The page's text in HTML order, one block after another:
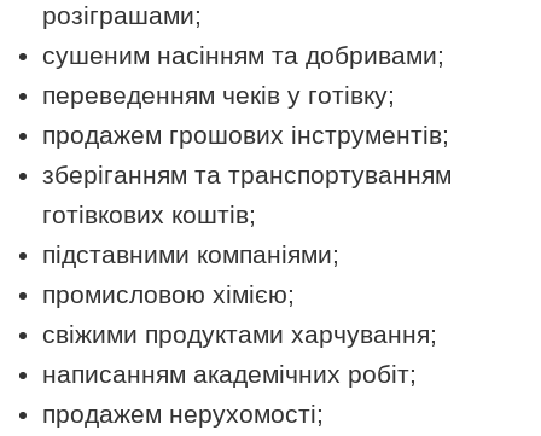
розіграшами;
сушеним насінням та добривами;
переведенням чеків у готівку;
продажем грошових інструментів;
зберіганням та транспортуванням
готівкових коштів;
підставними компаніями;
промисловою хімією;
свіжими продуктами харчування;
написанням академічних робіт;
продажем нерухомості;